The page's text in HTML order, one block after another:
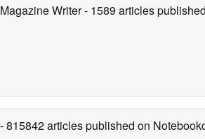
Writer- 1589 articles
- 815842 articles published on